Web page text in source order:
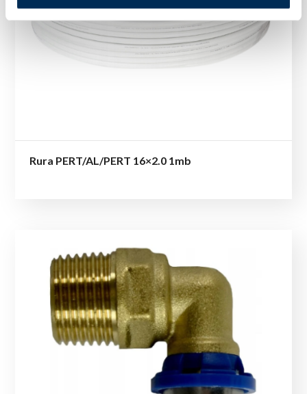
Rura PERT/AL/PERT 16×2.0 1mb